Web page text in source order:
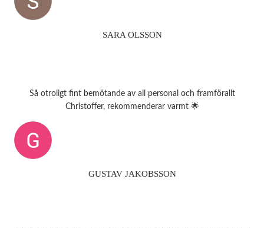
SARA OLSSON
Så otroligt fint bemötande av all personal och framförallt
Christoffer, rekommenderar varmt 🌟
GUSTAV JAKOBSSON